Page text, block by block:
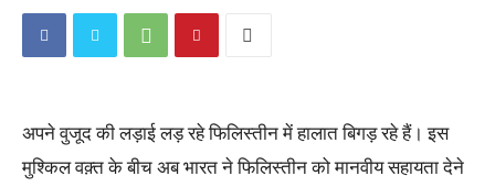
अपने वुजूद की लड़ाई लड़ रहे फिलिस्तीन में हालात बिगड़ रहे हैं। इस
मुश्किल वक़्त के बीच अब भारत ने फिलिस्तीन को मानवीय सहायता देने